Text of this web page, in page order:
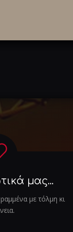
μας...
με τόλμη κι